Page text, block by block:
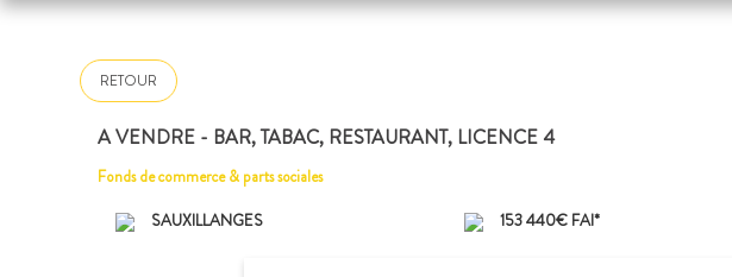
RETOUR
A VENDRE - BAR, TABAC, RESTAURANT, LICENCE 4
Fonds de commerce & parts sociales
SAUXILLANGES
153 440€ FAI*